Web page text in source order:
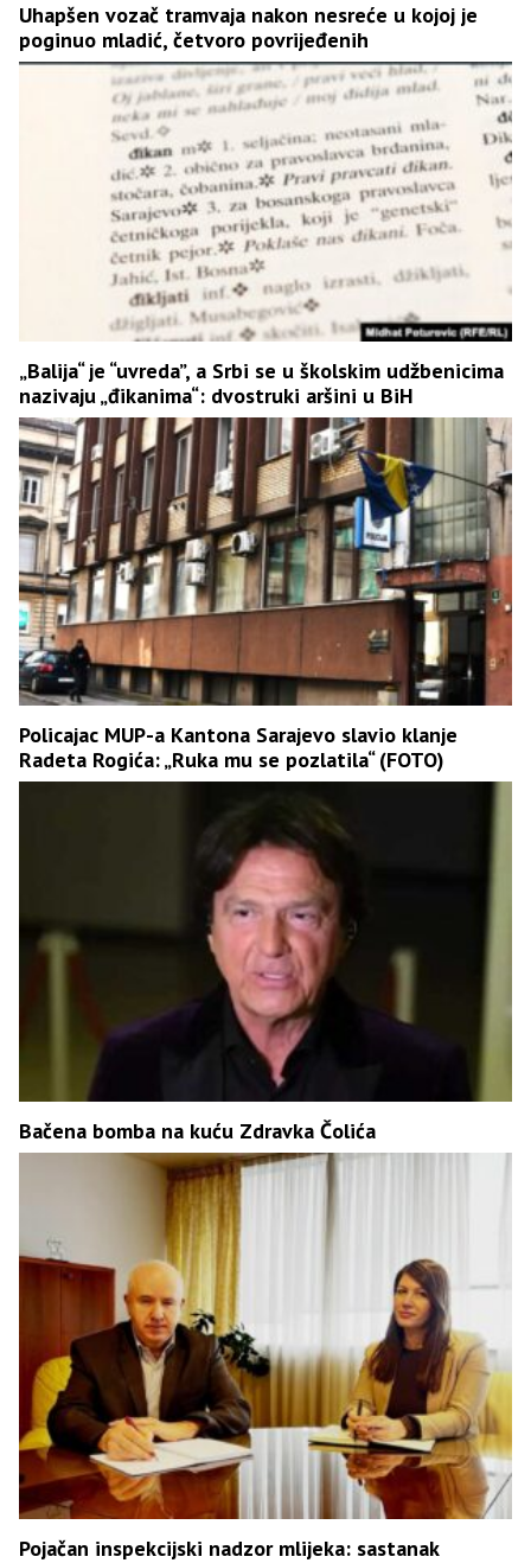
Uhapšen vozač tramvaja nakon nesreće u kojoj je
poginuo mladić, četvoro povrijeđenih
„Balija“ je “uvreda”, a Srbi se u školskim udžbenicima
nazivaju „đikanima“: dvostruki aršini u BiH
Policajac MUP-a Kantona Sarajevo slavio klanje
Radeta Rogića: „Ruka mu se pozlatila“ (FOTO)
Bačena bomba na kuću Zdravka Čolića
Pojačan inspekcijski nadzor mlijeka: sastanak